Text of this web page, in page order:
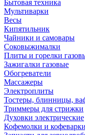
Бытовая техника
Мультиварки
Весы
Кипятильник
Чайники и самовары
Соковыжималки
Плиты и горелки
Зажигалки газовые
Обогреватели
Массажеры
Электроплиты
Тостеры, блинницы,
Триммеры для стрижки
Духовки электрические
Кофемолки и кофеварки